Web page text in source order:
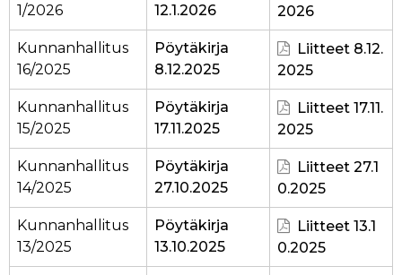
1/2026
12.1.2026
2026
Kunnanhallitus
16/2025
Pöytäkirja
8.12.2025
Liitteet 8.12.
2025
Kunnanhallitus
15/2025
Pöytäkirja
17.11.2025
Liitteet 17.11.
2025
Kunnanhallitus
14/2025
Pöytäkirja
27.10.2025
Liitteet 27.1
0.2025
Kunnanhallitus
13/2025
Pöytäkirja
13.10.2025
Liitteet 13.1
0.2025